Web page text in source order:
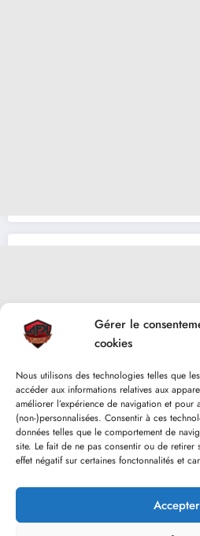
Gérer le
cookies
Nous utilisons des technologies telles que
accéder aux informations relatives aux
améliorer l’expérience de navigation et pour
(non-)personnalisées. Consentir à ces
données telles que le comportement de
site. Le fait de ne pas consentir ou de retirer
effet négatif sur certaines fonctonnalités et
Accepter